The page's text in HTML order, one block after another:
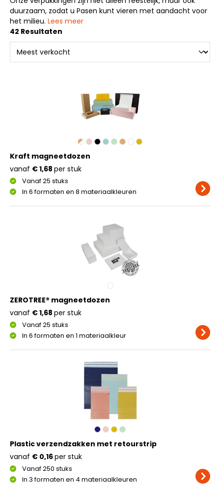
duurzaam, zodat u Pasen kunt vieren met aandacht voor
het milieu. Lees meer
42 Resultaten
Kraft magneetdozen
Vanaf 25 stuks
In 6 formaten en 8 materiaalkleuren
vanaf € 1,68 per stuk
ZEROTREE® magneetdozen
Vanaf 25 stuks
In 6 formaten en 1 materiaalkleur
vanaf € 1,68 per stuk
Plastic verzendzakken met retourstrip
Vanaf 250 stuks
In 3 formaten en 4 materiaalkleuren
vanaf € 0,16per stuk